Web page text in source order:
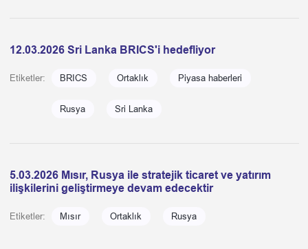
12.03.2026 Sri Lanka BRICS'i hedefliyor
Etiketler: BRICS Ortaklık Piyasa haberleri
Rusya Sri Lanka
5.03.2026 Mısır, Rusya ile stratejik ticaret ve yatırım
ilişkilerini geliştirmeye devam edecektir
Etiketler: Mısır Ortaklık Rusya